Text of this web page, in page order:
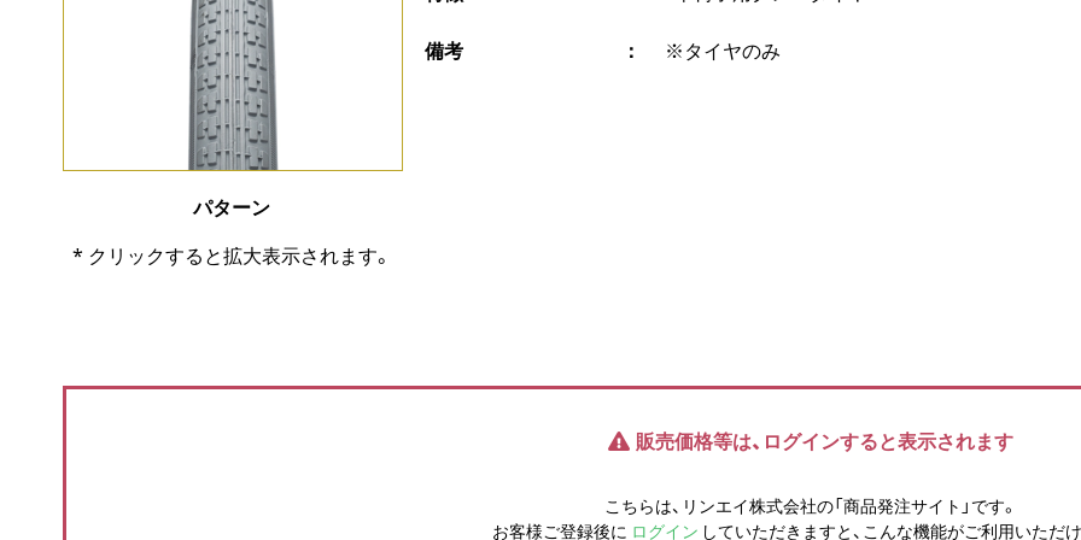
パターン
* クリックすると拡大表示されます。
備考 ※タイヤのみ
販売価格等は、ログインすると表示されます
こちらは、リンエイ株式会社の「商品発注サイト」です。
お客様ご登録後に ログイン していただきますと、こんな機能がご利用いただ